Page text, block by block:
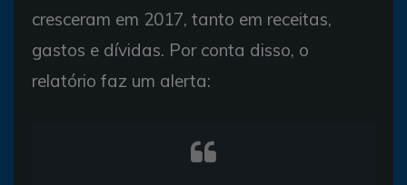
cresceram em 2017, tanto em receitas,
gastos e dívidas. Por conta disso, o
relatório faz um alerta: